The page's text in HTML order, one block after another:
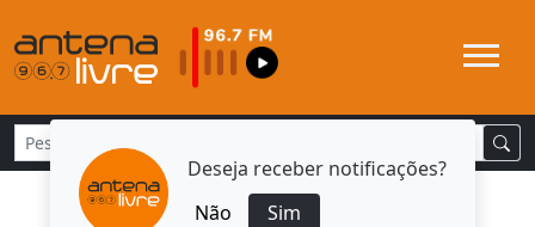
Deseja receber notificações?
Não
Sim